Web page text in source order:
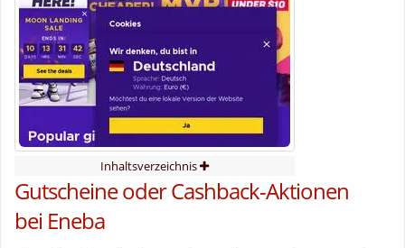
Inhaltsverzeichnis
Gutscheine oder Cashback-Aktionen
bei Eneba